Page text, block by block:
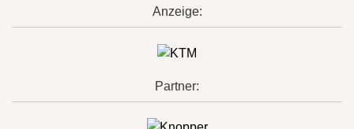
Anzeige:
Partner: